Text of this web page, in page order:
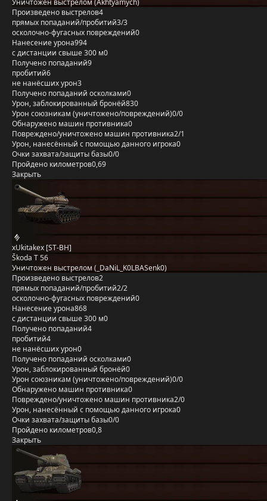
Уничтожен выстрелом (Akhtyamych)
Произведено выстрелов4
прямых попаданий/пробитий3/3
осколочно-фугасных повреждений0
Нанесение урона994
с дистанции свыше 300 м0
Получено попаданий9
пробитий6
не нанёсших урон3
Получено попаданий осколками0
Урон, заблокированный бронёй830
Урон союзникам (уничтожено/повреждений)0/0
Обнаружено машин противника0
Повреждено/уничтожено машин противника2/1
Урон, нанесённый с помощью данного игрока0
Очки захвата/защиты базы0/0
Пройдено километров0,69
Закрыть
xUkitakex [ST-BH]
Škoda T 56
Уничтожен выстрелом (_DaNiL_K0LBASenk0)
Произведено выстрелов2
прямых попаданий/пробитий2/2
осколочно-фугасных повреждений0
Нанесение урона868
с дистанции свыше 300 м0
Получено попаданий4
пробитий4
не нанёсших урон0
Получено попаданий осколками0
Урон, заблокированный бронёй0
Урон союзникам (уничтожено/повреждений)0/0
Обнаружено машин противника0
Повреждено/уничтожено машин противника2/0
Урон, нанесённый с помощью данного игрока0
Очки захвата/защиты базы0/0
Пройдено километров0,8
Закрыть